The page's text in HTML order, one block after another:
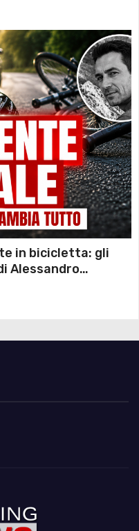
in bicicletta: gli
Alessandro